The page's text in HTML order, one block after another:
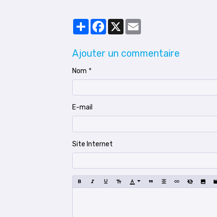
PartagerFacebook
X
Ajouter un commentaire
Nom
E-mail
Site Internet